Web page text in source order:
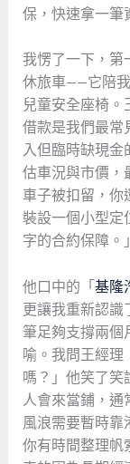
保，快速拿一筆
我愣了一下，第
休旅車——它陪
兒童安全座椅。
借款是我們最常
入但臨時缺現金
估車況與市價，
車子被扣留，你
裝設一個小型定
字的合約保障。」
他口中的「 基隆
更讓我重新認識
筆足夠支撐兩個
喻。我問王經理
嗎？」他笑了笑
人會來當鋪，通
風浪需要暫時靠
你有時間整理帆